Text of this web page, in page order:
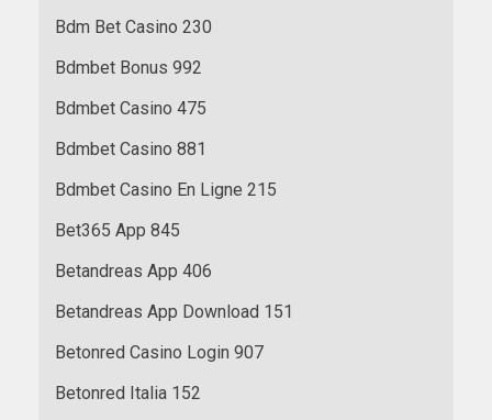
Bdm Bet Casino 230
Bdmbet Bonus 992
Bdmbet Casino 475
Bdmbet Casino 881
Bdmbet Casino En Ligne 215
Bet365 App 845
Betandreas App 406
Betandreas App Download 151
Betonred Casino Login 907
Betonred Italia 152